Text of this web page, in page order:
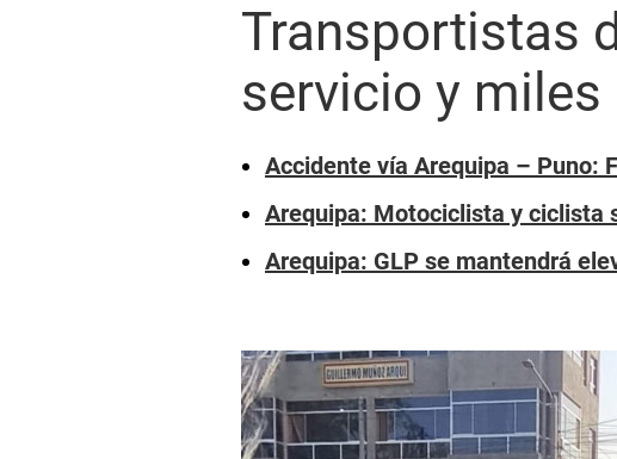
Transportistas
servicio y
Accidente vía Arequipa – Puno:
Arequipa: Motociclista y ciclista
Arequipa: GLP se mantendrá